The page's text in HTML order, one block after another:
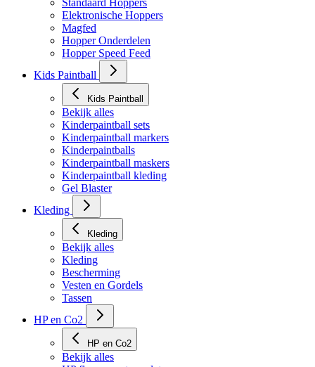
Bekijk alles
Standaard Hoppers
Elektronische Hoppers
Magfed
Hopper Onderdelen
Hopper Speed Feed
Kids Paintball
Kids Paintball
Bekijk alles
Kinderpaintball sets
Kinderpaintball markers
Kinderpaintballs
Kinderpaintball maskers
Kinderpaintball kleding
Gel Blaster
Kleding
Bekijk alles
Kleding
Bescherming
Vesten en Gordels
Tassen
HP en Co2
HP en Co2